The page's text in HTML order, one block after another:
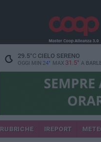
29.5°CCIELO SERENO
OGGI MIN 24° MAX 31.5° A
RUBRICHE IREPORT